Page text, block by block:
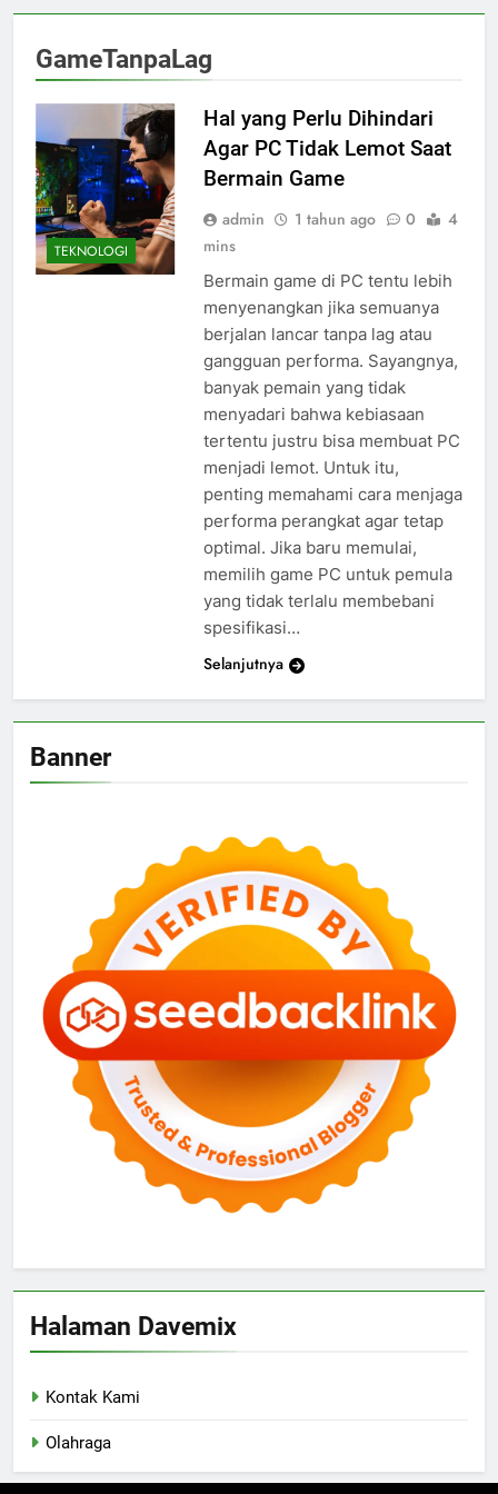
GameTanpaLag
TEKNOLOGI
Hal yang Perlu Dihindari
Agar PC Tidak Lemot Saat
Bermain Game
admin 1 tahun ago 0
4
mins
Bermain game di PC tentu lebih
menyenangkan jika semuanya
berjalan lancar tanpa lag atau
gangguan performa. Sayangnya,
banyak pemain yang tidak
menyadari bahwa kebiasaan
tertentu justru bisa membuat PC
menjadi lemot. Untuk itu,
penting memahami cara menjaga
performa perangkat agar tetap
optimal. Jika baru memulai,
memilih game PC untuk pemula
yang tidak terlalu membebani
spesifikasi…
Selanjutnya
Banner
Halaman Davemix
Kontak Kami
Olahraga